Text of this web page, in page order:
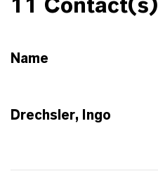
11 Contact(s)
Name
Drechsler, Ingo